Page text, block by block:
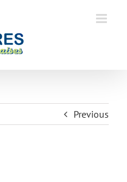
Previous